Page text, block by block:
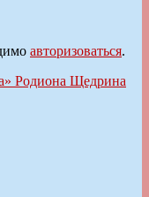
авторизоваться.
Родиона Щедрина